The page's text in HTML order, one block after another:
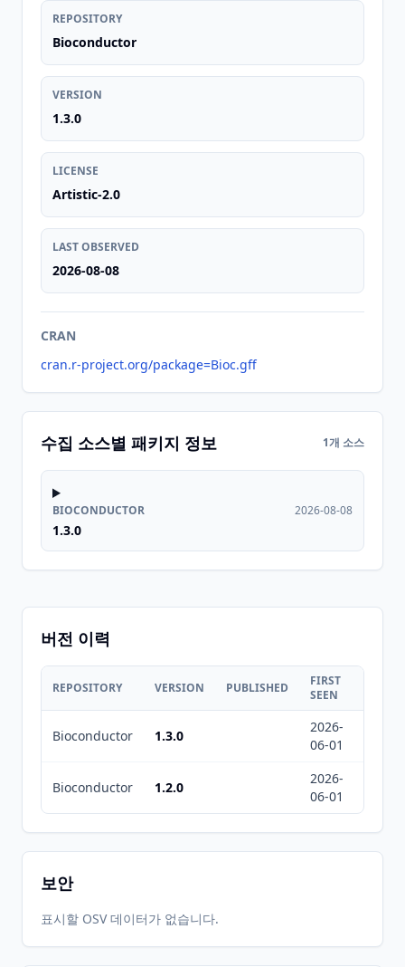
REPOSITORY
Bioconductor
VERSION
1.3.0
LICENSE
Artistic-2.0
LAST OBSERVED
2026-08-08
CRAN
cran.r-project.org/package=Bioc.gff
수집 소스별 패키지 정보 1개 소스
BIOCONDUCTOR
1.3.0
2026-08-08
버전 이력
REPOSITORY VERSION PUBLISHED
FIRST
SEEN
Bioconductor 1.3.0
2026-
06-01
Bioconductor 1.2.0
2026-
06-01
보안
표시할 OSV 데이터가 없습니다.